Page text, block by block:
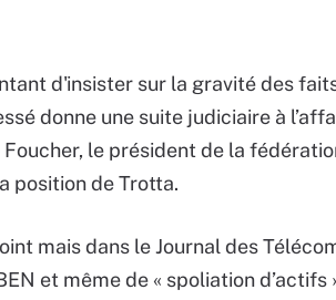
d'insister sur la gravité des
donne une suite judiciaire à
le président de la
position de Trotta.
mais dans le Journal des
et même de « spoliation d’actifs